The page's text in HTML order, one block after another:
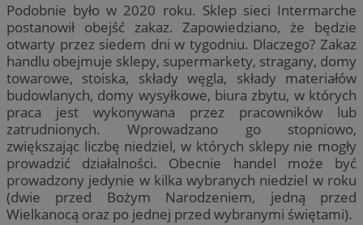
Podobnie było w 2020 roku. Sklep sieci Intermarche
postanowił obejść zakaz. Zapowiedziano, że będzie
otwarty przez siedem dni w tygodniu. Dlaczego? Zakaz
handlu obejmuje sklepy, supermarkety, stragany, domy
towarowe, stoiska, składy węgla, składy materiałów
budowlanych, domy wysyłkowe, biura zbytu, w których
praca jest wykonywana przez pracowników lub
zatrudnionych. Wprowadzano go stopniowo,
zwiększając liczbę niedziel, w których sklepy nie mogły
prowadzić działalności. Obecnie handel może być
prowadzony jedynie w kilka wybranych niedziel w roku
(dwie przed Bożym Narodzeniem, jedną przed
Wielkanocą oraz po jednej przed wybranymi świętami).